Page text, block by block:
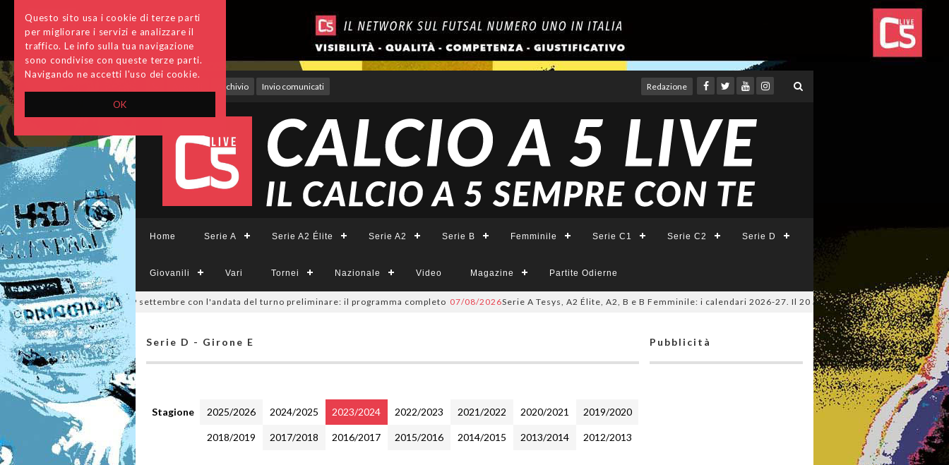
OK
Questo sito usa i cookie di terze parti
per migliorare i servizi e analizzare il
traffico. Le info sulla tua navigazione
sono condivise con queste terze parti.
Navigando ne accetti l'uso dei cookie.
Archivio Invio comunicati Redazione
Home Serie A Serie A2 Élite Serie A2 Serie B Femminile Serie C1 Serie C2 Serie D
Giovanili Vari Tornei Nazionale Video Magazine Partite Odierne
Divisione, si parte il 19 settembre con l'andata del turno preliminare: il programma completo 07/08/2026Serie A Tesys, A2 Élite, A2, B e B Femminile: i calendari 2026-27. Il 20 agosto la presentazione della Serie A
Serie D - Girone E
Stagione 2025/2026 2024/2025 2023/2024 2022/2023 2021/2022 2020/2021 2019/2020
2018/2019 2017/2018 2016/2017 2015/2016 2014/2015 2013/2014 2012/2013
Pubblicità